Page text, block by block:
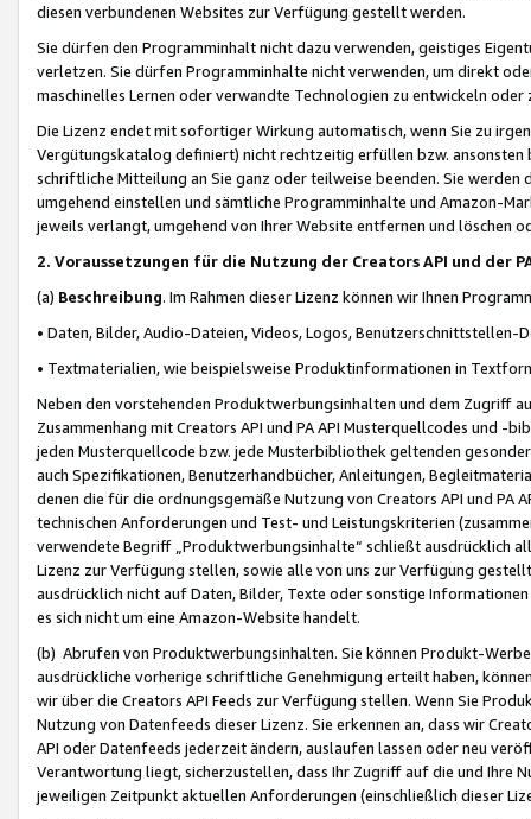
diesen verbundenen Websites zur Verfügung gestellt werden.
Sie dürfen den Programminhalt nicht dazu verwenden, geistiges
verletzen. Sie dürfen Programminhalte nicht verwenden, um direkt
maschinelles Lernen oder verwandte Technologien zu entwickeln
Die Lizenz endet mit sofortiger Wirkung automatisch, wenn Sie zu
Vergütungskatalog definiert) nicht rechtzeitig erfüllen bzw. ansonsten
schriftliche Mitteilung an Sie ganz oder teilweise beenden. Sie werden
umgehend einstellen und sämtliche Programminhalte und Amazon-
jeweils verlangt, umgehend von Ihrer Website entfernen und löschen
2. Voraussetzungen für die Nutzung der Creators API und der
(a) Beschreibung. Im Rahmen dieser Lizenz können wir Ihnen
• Daten, Bilder, Audio-Dateien, Videos, Logos, Benutzerschnittstellen-
• Textmaterialien, wie beispielsweise Produktinformationen in
Neben den vorstehenden Produktwerbungsinhalten und dem Zugriff
Zusammenhang mit Creators API und PA API Musterquellcodes und
jeden Musterquellcode bzw. jede Musterbibliothek geltenden
auch Spezifikationen, Benutzerhandbücher, Anleitungen,
denen die für die ordnungsgemäße Nutzung von Creators API und PA
technischen Anforderungen und Test- und Leistungskriterien
verwendete Begriff „Produktwerbungsinhalte“ schließt ausdrücklich
Lizenz zur Verfügung stellen, sowie alle von uns zur Verfügung
ausdrücklich nicht auf Daten, Bilder, Texte oder sonstige
es sich nicht um eine Amazon-Website handelt.
(b) Abrufen von Produktwerbungsinhalten. Sie können Produkt-
ausdrückliche vorherige schriftliche Genehmigung erteilt haben,
wir über die Creators API Feeds zur Verfügung stellen. Wenn Sie
Nutzung von Datenfeeds dieser Lizenz. Sie erkennen an, dass wir
API oder Datenfeeds jederzeit ändern, auslaufen lassen oder neu
Verantwortung liegt, sicherzustellen, dass Ihr Zugriff auf die und Ihre
jeweiligen Zeitpunkt aktuellen Anforderungen (einschließlich dieser